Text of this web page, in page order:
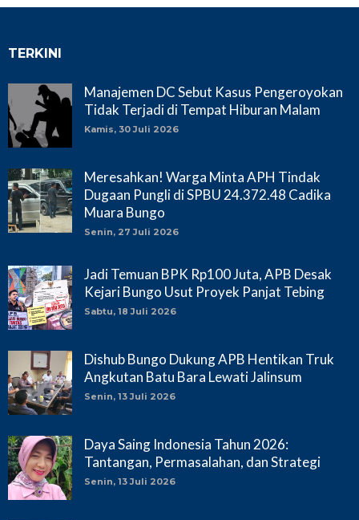
TERKINI
Manajemen DC Sebut Kasus Pengeroyokan
Tidak Terjadi di Tempat Hiburan Malam
Kamis, 30 Juli 2026
Meresahkan! Warga Minta APH Tindak
Dugaan Pungli di SPBU 24.372.48 Cadika
Muara Bungo
Senin, 27 Juli 2026
Jadi Temuan BPK Rp100 Juta, APB Desak
Kejari Bungo Usut Proyek Panjat Tebing
Sabtu, 18 Juli 2026
Dishub Bungo Dukung APB Hentikan Truk
Angkutan Batu Bara Lewati Jalinsum
Senin, 13 Juli 2026
Daya Saing Indonesia Tahun 2026:
Tantangan, Permasalahan, dan Strategi
Senin, 13 Juli 2026